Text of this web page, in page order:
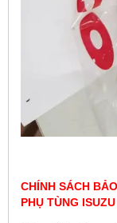
CHÍNH SÁCH
PHỤ TÙNG